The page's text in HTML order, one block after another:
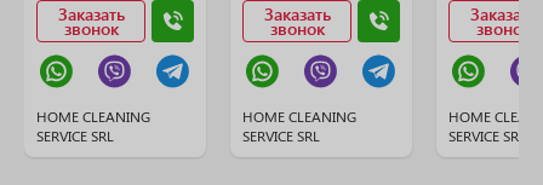
Заказать
звонок
HOME CLEANING
SERVICE SRL
Заказать
звонок
HOME CLEANING
SERVICE SRL
Заказать
звонок
HOME
SERVICE SRL